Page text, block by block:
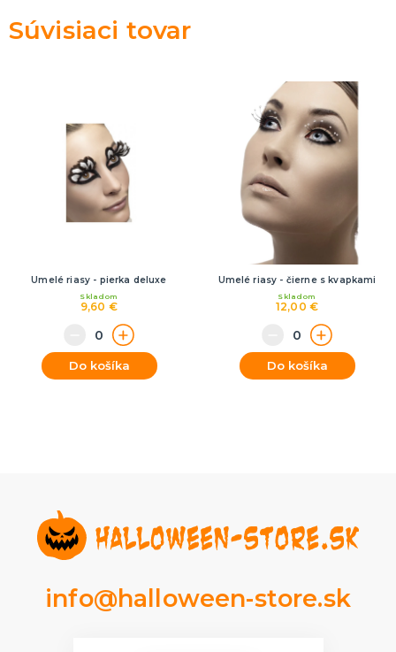
Zvieratká
ĎALŠIE KATEGÓRIE
Súvisiaci tovar
Umelé riasy - pierka deluxe
9,60 €
Skladom
Do košíka
Umelé riasy - čierne s kvapkami
12,00 €
Skladom
Do košíka
info@halloween-store.sk